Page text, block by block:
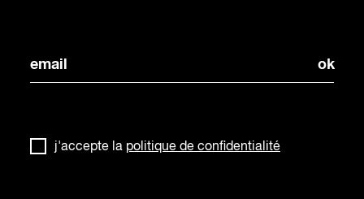
j'accepte la politique de confidentialité